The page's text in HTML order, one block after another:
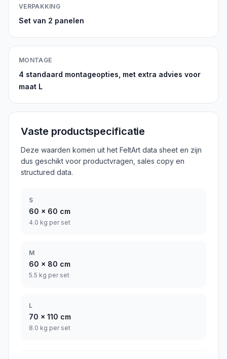
VERPAKKING
Set van 2 panelen
MONTAGE
4 standaard montageopties, met extra advies voor
maat L
Vaste productspecificatie
Deze waarden komen uit het FeltArt data sheet en zijn
dus geschikt voor productvragen, sales copy en
structured data.
S
60 x 60 cm
4.0 kg per set
M
60 x 80 cm
5.5 kg per set
L
70 x 110 cm
8.0 kg per set